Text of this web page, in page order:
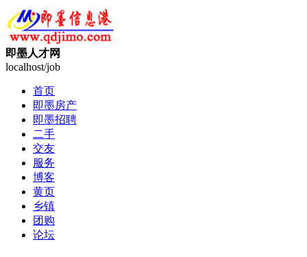
即墨人才网
localhost/job
首页
即墨房产
即墨招聘
二手
交友
服务
博客
黄页
乡镇
团购
论坛